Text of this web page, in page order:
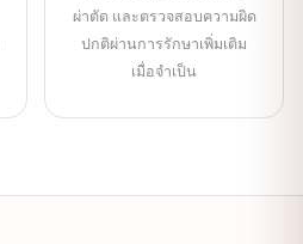
ผ่าตัด และตรวจสอบความผิด
ปกติผ่านการรักษาเพิ่มเติม
เมื่อจำเป็น